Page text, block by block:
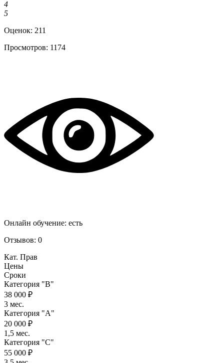
4
5
Оценок: 211
Просмотров: 1174
Онлайн обучение: есть
Отзывов: 0
Кат. Прав
Цены
Сроки
Категория "B"
38 000 ₽
3 мес.
Категория "A"
20 000 ₽
1,5 мес.
Категория "C"
55 000 ₽